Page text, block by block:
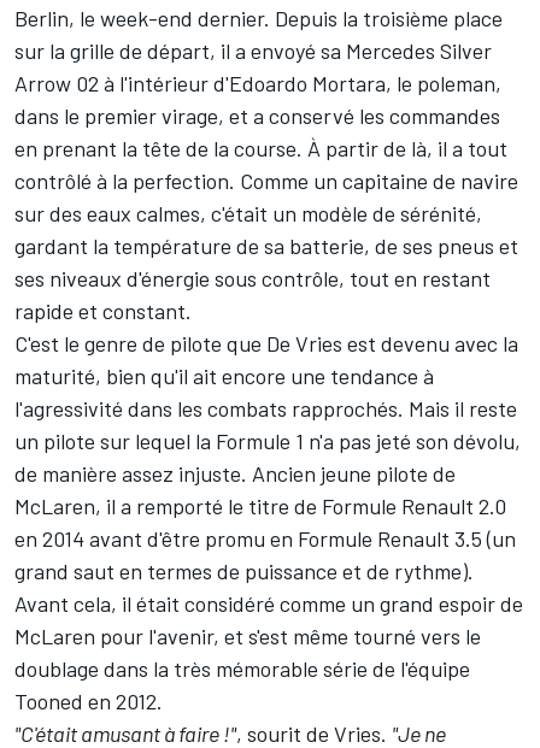
Berlin, le week-end dernier. Depuis la troisième place
sur la grille de départ, il a envoyé sa Mercedes Silver
Arrow 02 à l'intérieur d'Edoardo Mortara, le poleman,
dans le premier virage, et a conservé les commandes
en prenant la tête de la course. À partir de là, il a tout
contrôlé à la perfection. Comme un capitaine de navire
sur des eaux calmes, c'était un modèle de sérénité,
gardant la température de sa batterie, de ses pneus et
ses niveaux d'énergie sous contrôle, tout en restant
rapide et constant.
C'est le genre de pilote que De Vries est devenu avec la
maturité, bien qu'il ait encore une tendance à
l'agressivité dans les combats rapprochés. Mais il reste
un pilote sur lequel la Formule 1 n'a pas jeté son dévolu,
de manière assez injuste. Ancien jeune pilote de
McLaren, il a remporté le titre de Formule Renault 2.0
en 2014 avant d'être promu en Formule Renault 3.5 (un
grand saut en termes de puissance et de rythme).
Avant cela, il était considéré comme un grand espoir de
McLaren pour l'avenir, et s'est même tourné vers le
doublage dans la très mémorable série de l'équipe
Tooned en 2012.
"C'était amusant à faire !", sourit de Vries. "Je ne